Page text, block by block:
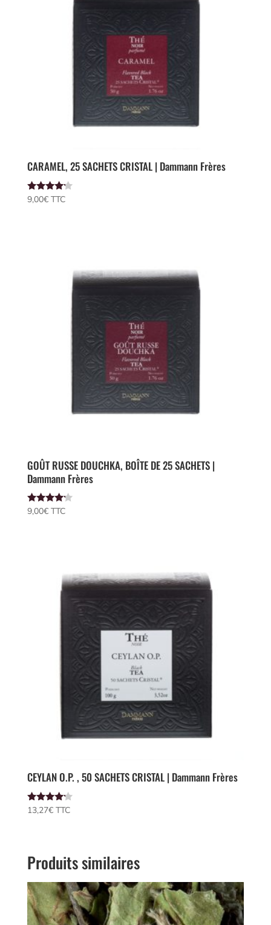
CARAMEL, 25 SACHETS CRISTAL | Dammann Frères
Note
4.00
9,00€ TTC
GOÛT RUSSE DOUCHKA, BOÎTE DE 25 SACHETS |
Dammann Frères
Note
9,00€ TTC
CEYLAN O.P. , 50 SACHETS CRISTAL | Dammann Frères
Note
4.00
13,27€ TTC
Produits similaires